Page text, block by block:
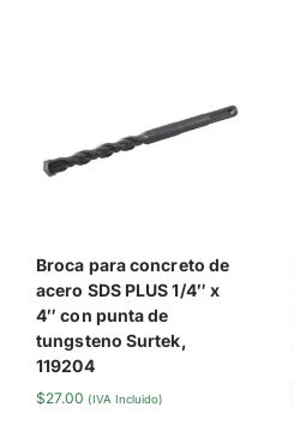
Broca para concreto de
acero SDS PLUS 1/4″ x
4″ con punta de
tungsteno Surtek,
119204
$27.00 (IVA Incluido)